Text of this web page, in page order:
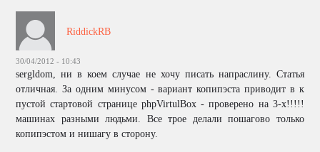
RiddickRB
30/04/2012 - 10:43
sergldom, ни в коем случае не хочу писать напраслину. Статья
отличная. За одним минусом - вариант копипэста приводит в к
пустой стартовой странице phpVirtulBox - проверено на 3-х!!!!!
машинах разными людьми. Все трое делали пошагово только
копипэстом и нишагу в сторону.